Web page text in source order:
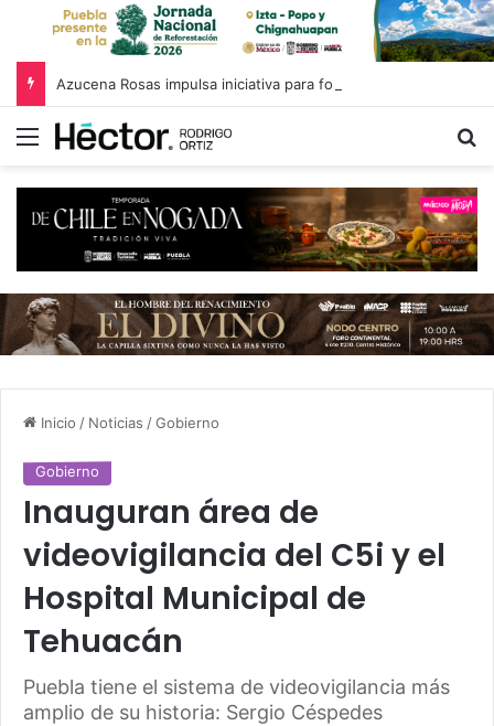
Menú
Inicio / Noticias /Gobierno
Gobierno
Inauguran área de
videovigilancia del C5i y el
Hospital Municipal de
Tehuacán
Puebla tiene el sistema de videovigilancia más
amplio de su historia: Sergio Céspedes